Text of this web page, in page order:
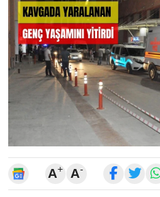
A+ A-